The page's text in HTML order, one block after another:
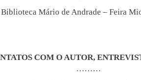
Biblioteca Mário de Andrade – Feira
COM O AUTOR,
………